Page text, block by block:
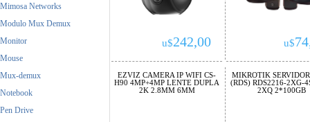
Mimosa Networks
Modulo Mux Demux
Monitor
Mouse
Mux-demux
Notebook
Pen Drive
u$242,00 u$
EZVIZ CAMERA IP WIFI CS-
H90 4MP+4MP LENTE DUPLA
2K 2.8MM 6MM
MIKROTIK SERVIDOR
(RDS) RDS2216-2XG-
2XQ 2*100GB